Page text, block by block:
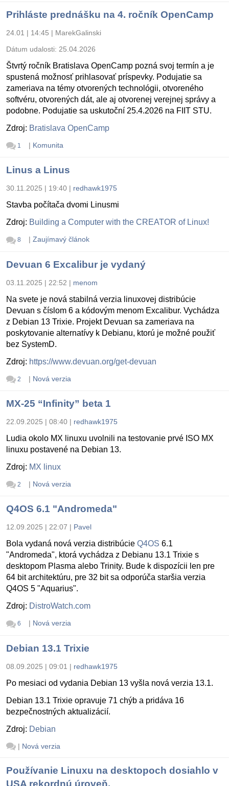
Prihláste prednášku na 4. ročník OpenCamp
24.01 | 14:45 | MarekGalinski
Dátum udalosti: 25.04.2026
Štvrtý ročník Bratislava OpenCamp pozná svoj termín a je
spustená možnosť prihlasovať príspevky. Podujatie sa
zameriava na témy otvorených technológii, otvoreného
softvéru, otvorených dát, ale aj otvorenej verejnej správy a
podobne. Podujatie sa uskutoční 25.4.2026 na FIIT STU.
Zdroj: Bratislava OpenCamp
1 | Komunita
Linus a Linus
30.11.2025 | 19:40 | redhawk1975
Stavba počítača dvomi Linusmi
Zdroj: Building a Computer with the CREATOR of Linux!
8 | Zaujímavý článok
Devuan 6 Excalibur je vydaný
03.11.2025 | 22:52 | menom
Na svete je nová stabilná verzia linuxovej distribúcie
Devuan s číslom 6 a kódovým menom Excalibur. Vychádza
z Debian 13 Trixie. Projekt Devuan sa zameriava na
poskytovanie alternatívy k Debianu, ktorú je možné použiť
bez SystemD.
Zdroj: https://www.devuan.org/get-devuan
2 | Nová verzia
MX-25 “Infinity” beta 1
22.09.2025 | 08:40 | redhawk1975
Ludia okolo MX linuxu uvolnili na testovanie prvé ISO MX
linuxu postavené na Debian 13.
Zdroj: MX linux
2 | Nová verzia
Q4OS 6.1 "Andromeda"
12.09.2025 | 22:07 | Pavel
Bola vydaná nová verzia distribúcie Q4OS 6.1
"Andromeda", ktorá vychádza z Debianu 13.1 Trixie s
desktopom Plasma alebo Trinity. Bude k dispozícii len pre
64 bit architektúru, pre 32 bit sa odporúča staršia verzia
Q4OS 5 "Aquarius".
Zdroj: DistroWatch.com
6 | Nová verzia
Debian 13.1 Trixie
08.09.2025 | 09:01 | redhawk1975
Po mesiaci od vydania Debian 13 vyšla nová verzia 13.1.
Debian 13.1 Trixie opravuje 71 chýb a pridáva 16
bezpečnostných aktualizácií.
Zdroj: Debian
| Nová verzia
Používanie Linuxu na desktopoch dosiahlo v
USA rekordnú úroveň.